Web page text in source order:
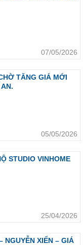
07/05/2026
TĂNG GIÁ MỚI
05/05/2026
STUDIO VINHOME
25/04/2026
NGUYỄN XIỂN – GIÁ